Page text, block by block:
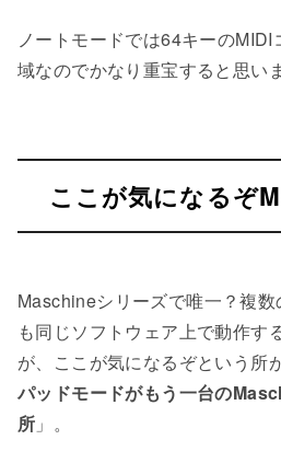
ノートモードでは64キーの
域なのでかなり重宝すると思いま
ここが気になるぞ
Maschineシリーズで唯一？複
も同じソフトウェア上で動作す
が、ここが気になるぞという所
パッドモードがもう一台の
所 」。